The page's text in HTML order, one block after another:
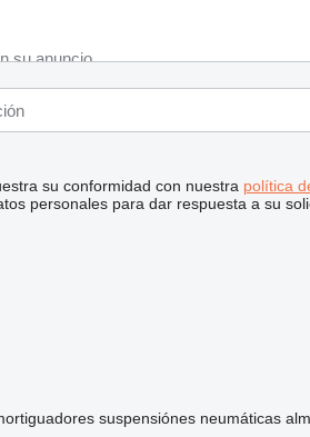
su conformidad con nuestra política
personales para dar respuesta a su
suspensiónes neumáticas